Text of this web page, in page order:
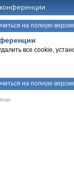
на полную
все cookie,
на полную